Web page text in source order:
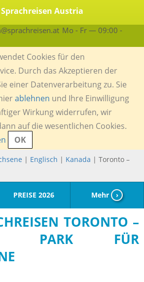
Sprachreisen Austria
Mo - Fr — 09:00 -
Cookies für den
Durch das Akzeptieren der
einer Datenverarbeitung zu. Sie
ablehnen und Ihre Einwilligung
Wirkung widerrufen, wir
auf die wesentlichen Cookies.
OK
| Englisch | Kanada | Toronto –
PREISE 2026 Mehr ›
TORONTO –
PARK FÜR